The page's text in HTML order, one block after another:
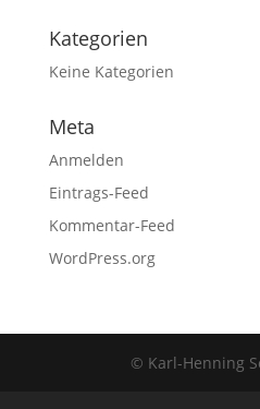
Kategorien
Keine Kategorien
Meta
Anmelden
Eintrags-Feed
Kommentar-Feed
WordPress.org
© Karl-Henning